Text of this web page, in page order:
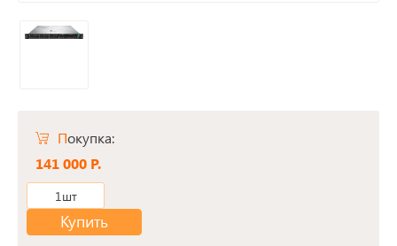
Покупка:
141 000 Р.
1шт
Купить